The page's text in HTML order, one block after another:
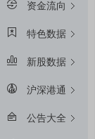
资金流向
特色数据
新股数据
沪深港通
公告大全